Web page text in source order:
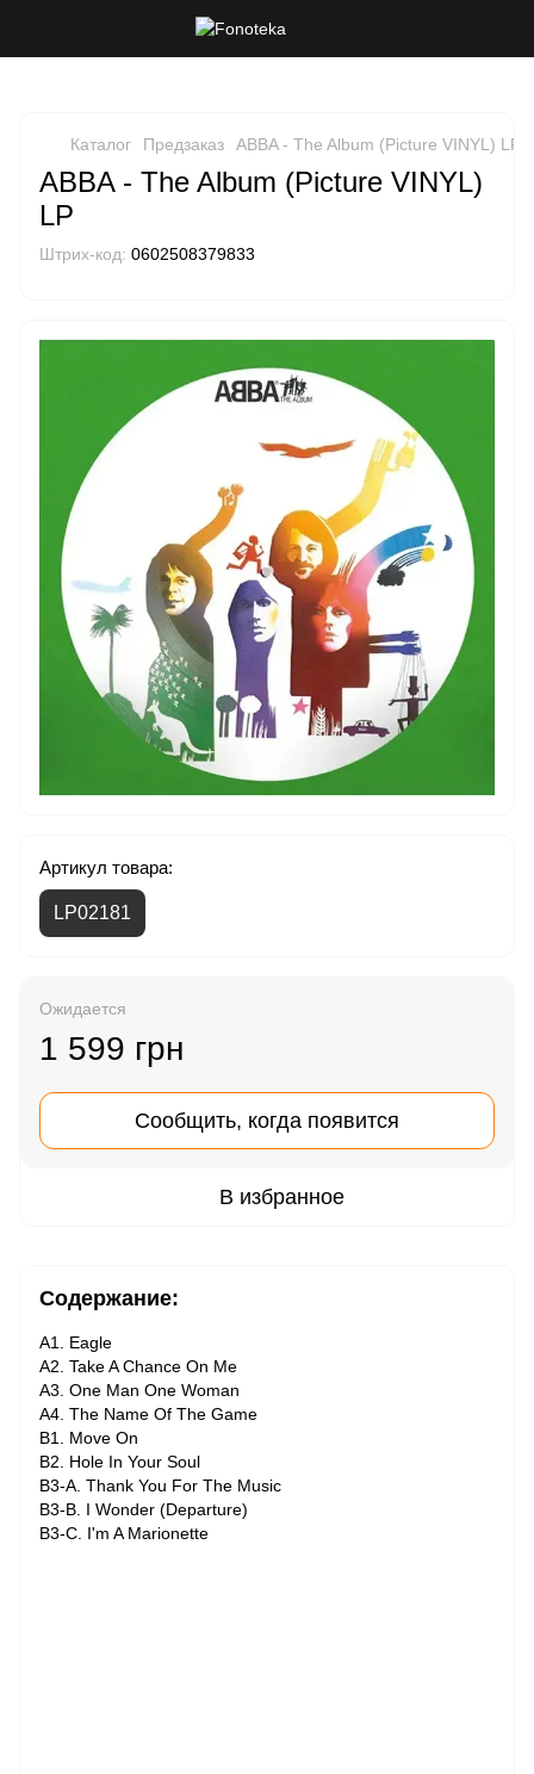
Каталог Предзаказ ABBA - The Album (Picture VINYL) LP
ABBA - The Album (Picture VINYL)
LP
Штрих-код: 0602508379833
Артикул товара:
LP02181
Ожидается
1 599 грн
Сообщить, когда появится
В избранное
Содержание:
A1. Eagle
A2. Take A Chance On Me
A3. One Man One Woman
A4. The Name Of The Game
B1. Move On
B2. Hole In Your Soul
B3-A. Thank You For The Music
B3-B. I Wonder (Departure)
B3-C. I'm A Marionette